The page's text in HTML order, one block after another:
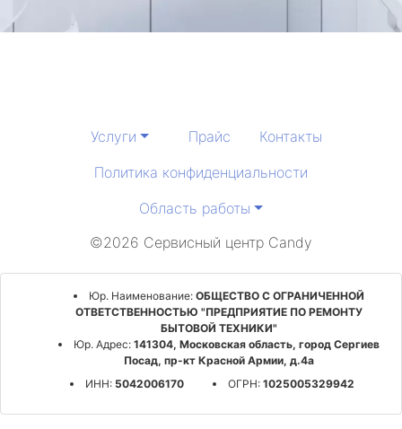
Услуги Прайс
Контакты
Политика конфиденциальности
Область работы
©2026 Сервисный центр Candy
Юр. Наименование: ОБЩЕСТВО С ОГРАНИЧЕННОЙ
ОТВЕТСТВЕННОСТЬЮ "ПРЕДПРИЯТИЕ ПО РЕМОНТУ
БЫТОВОЙ ТЕХНИКИ"
Юр. Адрес: 141304, Московская область, город Сергиев
Посад, пр-кт Красной Армии, д.4а
ИНН:5042006170 ОГРН:1025005329942